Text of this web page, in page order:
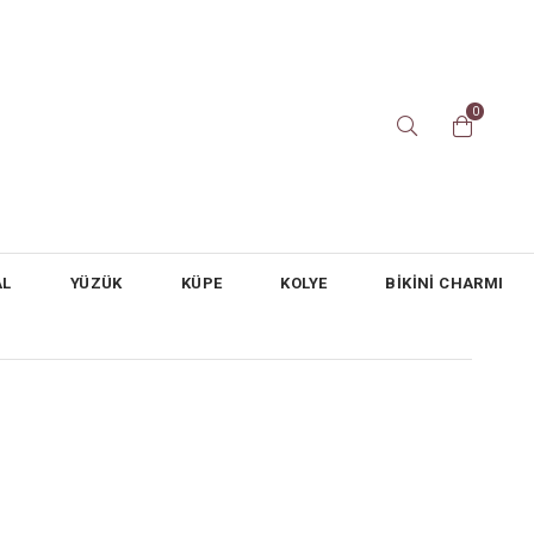
0
YÜZÜK KÜPE KOLYE BİKİNİ CHARMI